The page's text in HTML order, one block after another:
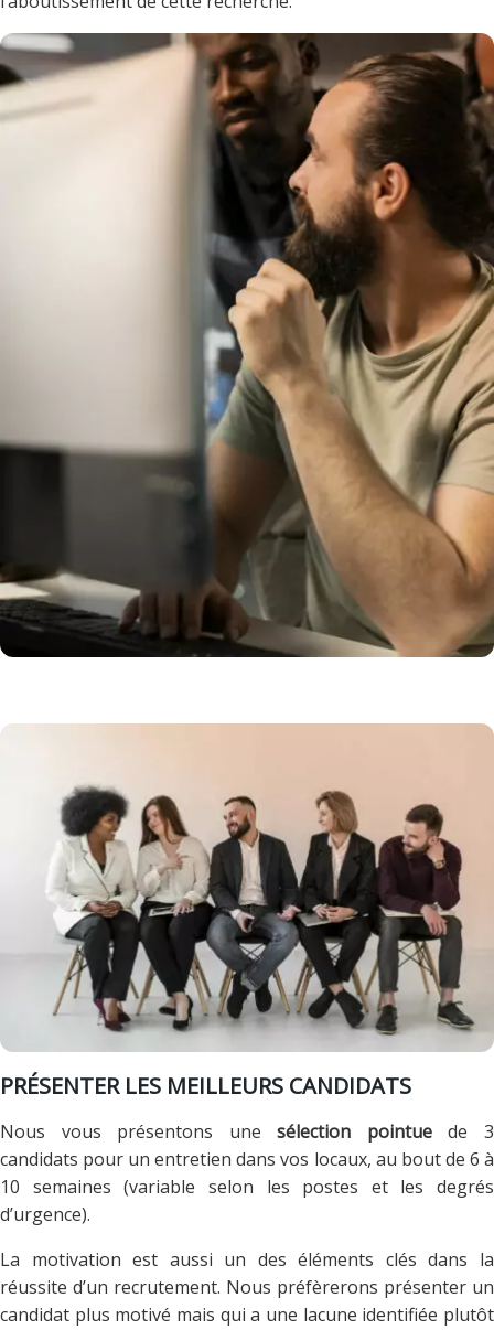
PRÉSENTER LES MEILLEURS CANDIDATS
Nous vous présentons unesélection pointuede 3
candidats pour un entretien dans vos locaux, au bout de 6 à
10 semaines (variable selon les postes et les degrés
d’urgence).
La motivation est aussi un des éléments clés dans la
réussite d’un recrutement. Nous préfèrerons présenter un
candidat plus motivé mais qui a une lacune identifiée plutôt